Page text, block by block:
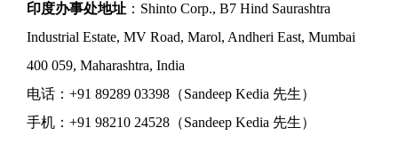
印度办事处地址 ：Shinto Corp., B7 Hind Saurashtra
Industrial Estate, MV Road, Marol, Andheri East, Mumbai
400 059, Maharashtra, India
电话：+91 89289 03398（Sandeep Kedia 先生）
手机：+91 98210 24528（Sandeep Kedia 先生）